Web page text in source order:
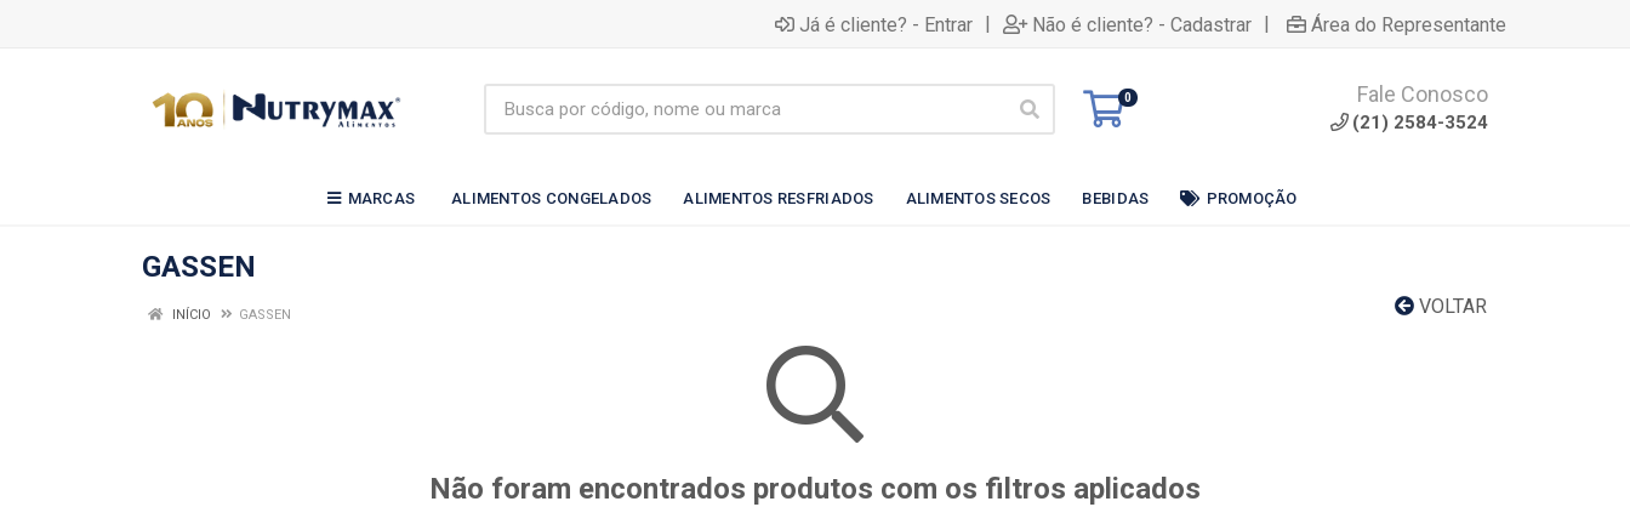
Já é cliente? - Entrar | Não é cliente? - Cadastrar | Área do Representante
0 Fale Conosco
(21) 2584-3524
MARCAS ALIMENTOS CONGELADOS ALIMENTOS RESFRIADOS ALIMENTOS SECOS BEBIDAS PROMOÇÃO
GASSEN
VOLTAR
INÍCIO GASSEN
Não foram encontrados produtos com os filtros aplicados